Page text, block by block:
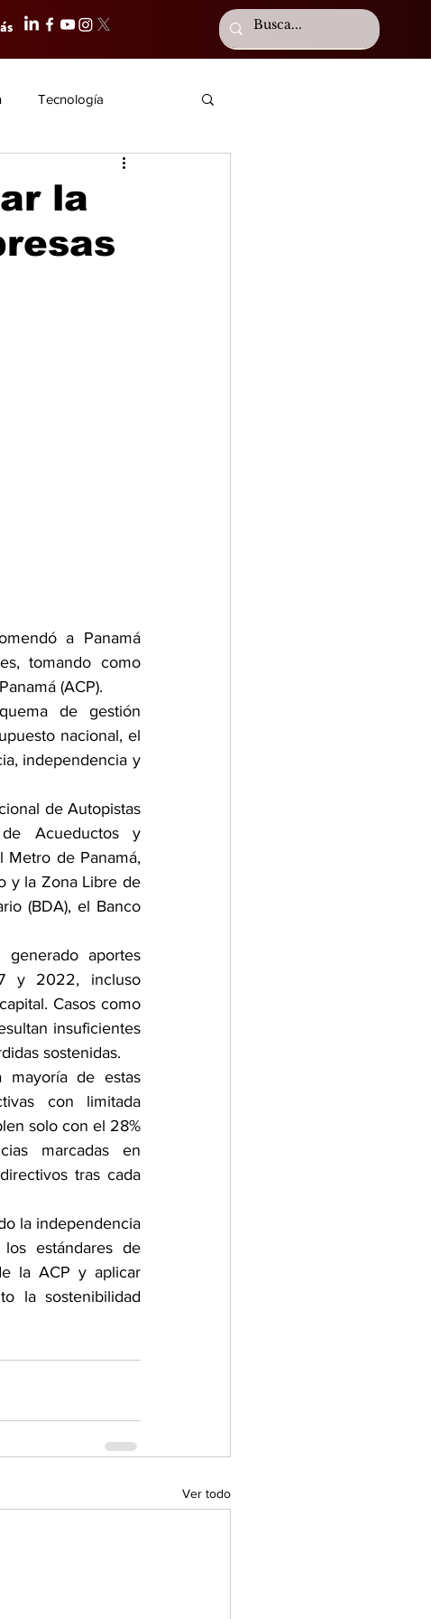
Tecnología
la
a Panamá
tomando como
(ACP).
de gestión
nacional, el
independencia y
de Autopistas
Acueductos y
Metro de Panamá,
y la Zona Libre de
(BDA), el Banco
aportes
y 2022, incluso
Casos como
insuficientes
sostenidas.
mayoría de estas
con limitada
solo con el 28%
marcadas en
tras cada
la independencia
estándares de
la ACP y aplicar
la sostenibilidad
Ver todo